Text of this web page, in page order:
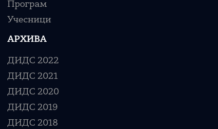
Програм
Учесници
АРХИВА
ДИДС 2022
ДИДС 2021
ДИДС 2020
ДИДС 2019
ДИДС 2018